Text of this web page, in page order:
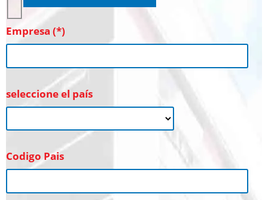
Empresa (*)
seleccione el país
Codigo Pais